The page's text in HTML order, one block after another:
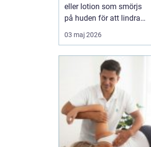
eller lotion som smörjs
på huden för att lindra
muskelvärk, stelhet och
ibland också ledbesvär.
ämnen som stimulerar
blodcirkulationen och
03 maj 2026